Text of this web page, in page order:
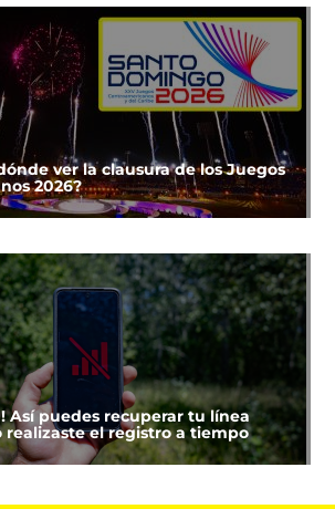
ver la clausura de los Juegos
2026?
Así puedes recuperar tu línea
realizaste el registro a tiempo